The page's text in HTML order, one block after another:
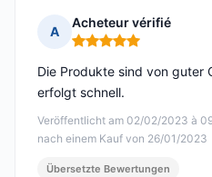
A
Acheteur vérifié
Hinweis: 5 von 5
Veröffentlicht am 02/02/2023 à
nach einem Kauf von 26/01/2023
Die Produkte sind von guter
erfolgt schnell.
Übersetzte Bewertungen